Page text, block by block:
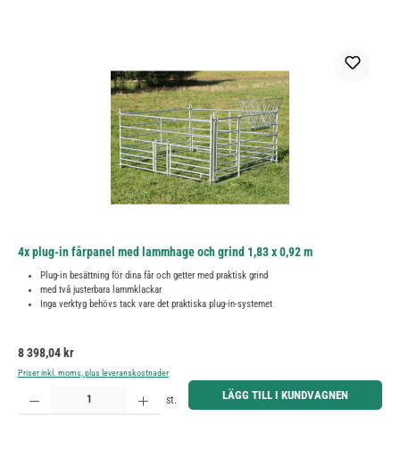
4x plug-in fårpanel med lammhage och grind 1,83 x 0,92 m
Plug-in besättning för dina får och getter med praktisk grind
med två justerbara lammklackar
Inga verktyg behövs tack vare det praktiska plug-in-systemet
Ordinarie pris:
8 398,04 kr
Priser inkl. moms, plus leveranskostnader
Produktkvantitet: Ange önskat belopp eller använd knapparna för att öka eller minska kvantiteten.
st. LÄGG TILL I KUNDVAGNEN